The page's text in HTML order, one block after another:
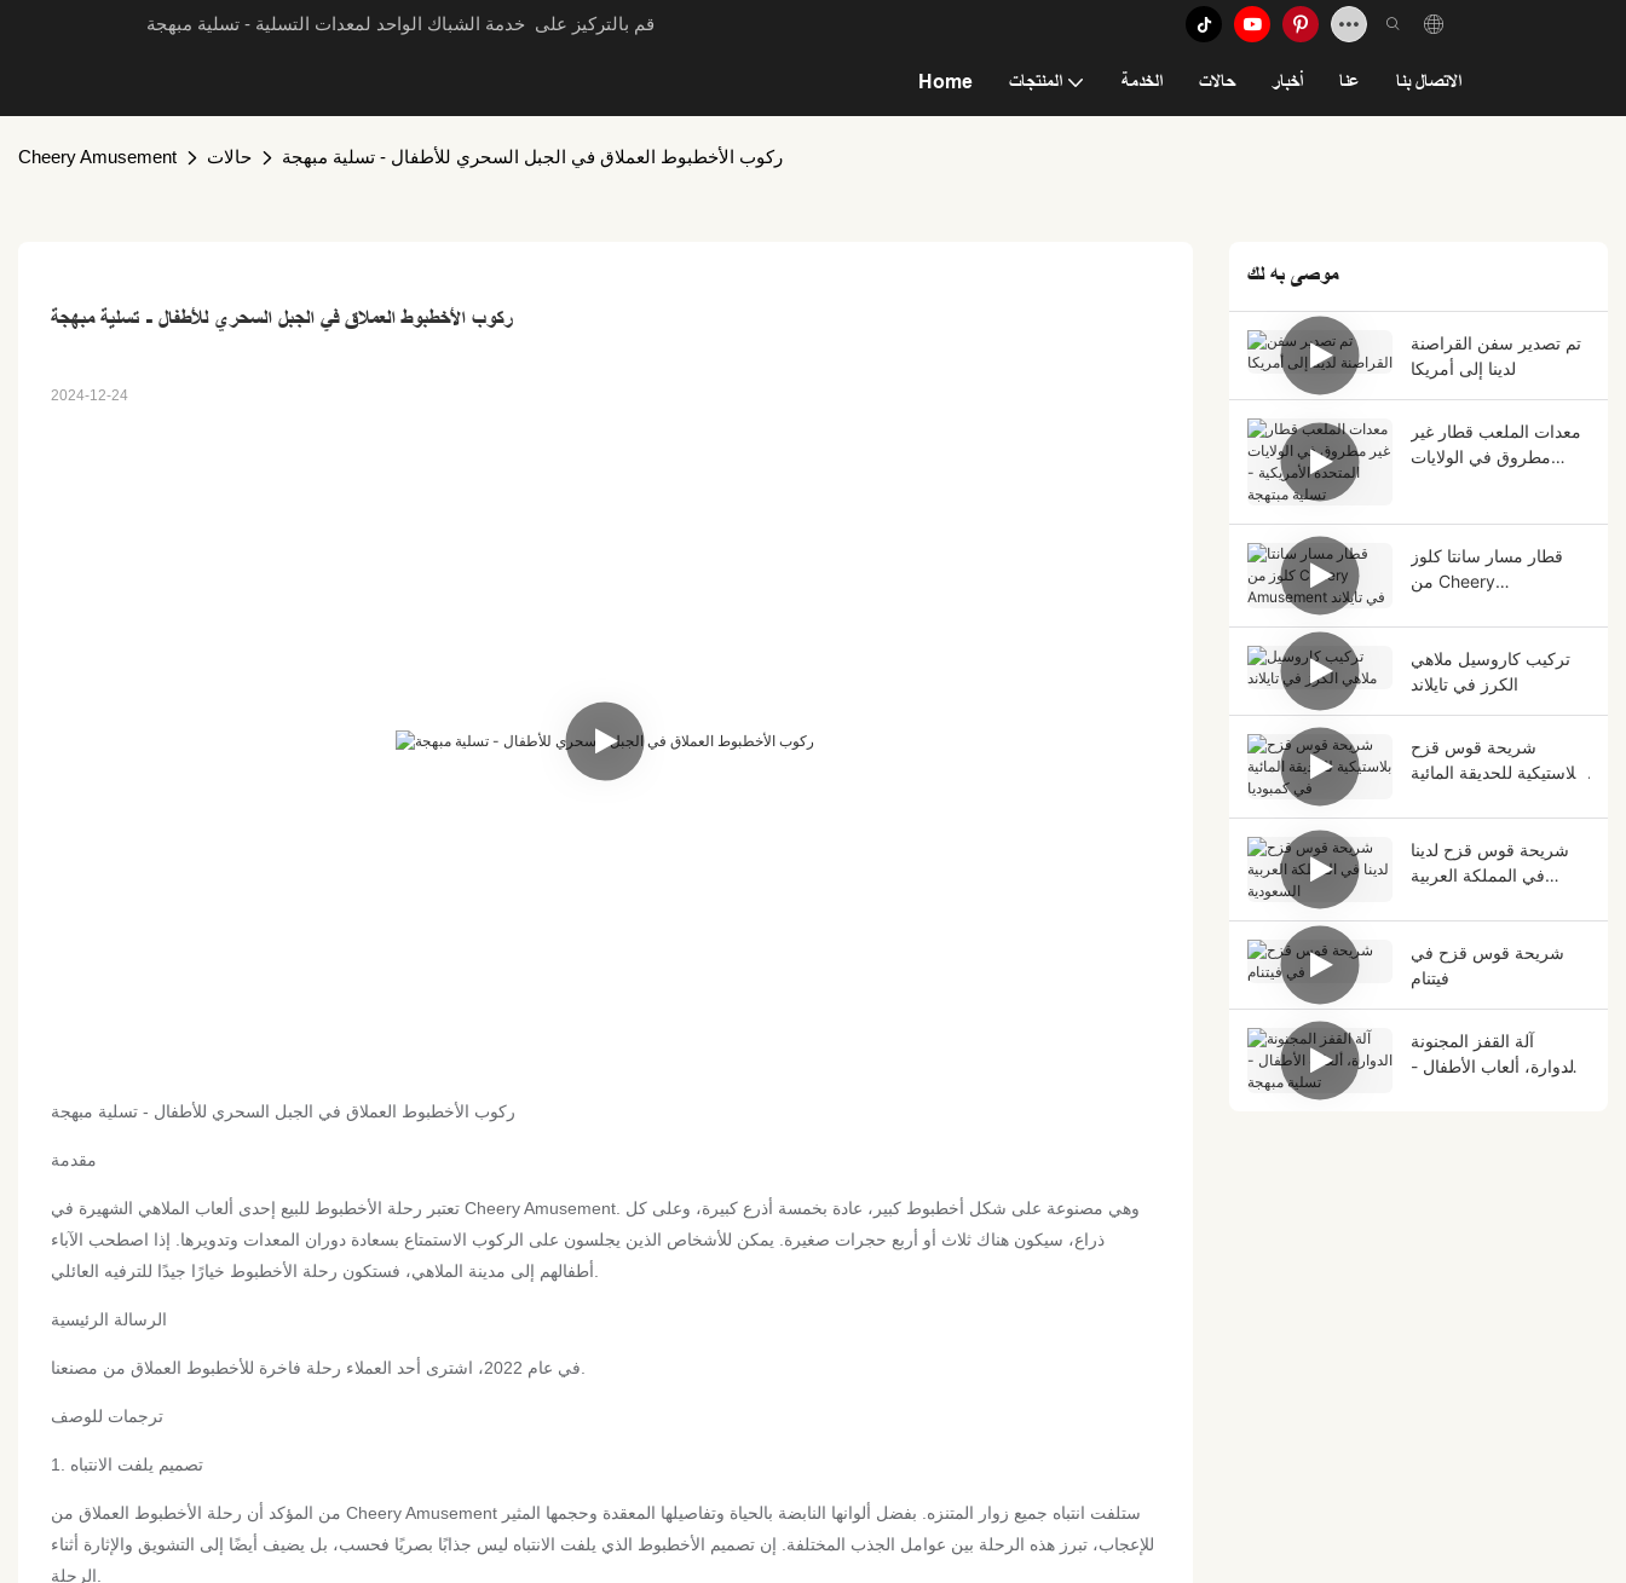
قم بالتركيز على خدمة الشباك الواحد لمعدات التسلية - تسلية مبهجة
Home المنتجات الخدمة حالات أخبار عنا الاتصال بنا
Cheery Amusement حالات ركوب الأخطبوط العملاق في الجبل السحري للأطفال - تسلية مبهجة
ركوب الأخطبوط العملاق في الجبل السحري للأطفال - تسلية مبهجة
2024-12-24
ركوب الأخطبوط العملاق في الجبل السحري للأطفال - تسلية مبهجة
مقدمة
تعتبر رحلة الأخطبوط للبيع إحدى ألعاب الملاهي الشهيرة في Cheery Amusement. وهي مصنوعة على شكل أخطبوط كبير، عادة بخمسة أذرع كبيرة، وعلى كل
ذراع، سيكون هناك ثلاث أو أربع حجرات صغيرة. يمكن للأشخاص الذين يجلسون على الركوب الاستمتاع بسعادة دوران المعدات وتدويرها. إذا اصطحب الآباء
أطفالهم إلى مدينة الملاهي، فستكون رحلة الأخطبوط خيارًا جيدًا للترفيه العائلي.
الرسالة الرئيسية
في عام 2022، اشترى أحد العملاء رحلة فاخرة للأخطبوط العملاق من مصنعنا.
ترجمات للوصف
1. تصميم يلفت الانتباه
من المؤكد أن رحلة الأخطبوط العملاق من Cheery Amusement ستلفت انتباه جميع زوار المتنزه. بفضل ألوانها النابضة بالحياة وتفاصيلها المعقدة وحجمها المثير
للإعجاب، تبرز هذه الرحلة بين عوامل الجذب المختلفة. إن تصميم الأخطبوط الذي يلفت الانتباه ليس جذابًا بصريًا فحسب، بل يضيف أيضًا إلى التشويق والإثارة أثناء
الرحلة.
موصى به لك
تم تصدير سفن القراصنة
لدينا إلى أمريكا
معدات الملعب قطار غير
مطروق في الولايات
قطار مسار سانتا كلوز
من Cheery
تركيب كاروسيل ملاهي
الكرز في تايلاند
شريحة قوس قزح
بلاستيكية للحديقة المائية
شريحة قوس قزح لدينا
في المملكة العربية
شريحة قوس قزح في
فيتنام
آلة القفز المجنونة
الدوارة، ألعاب الأطفال -